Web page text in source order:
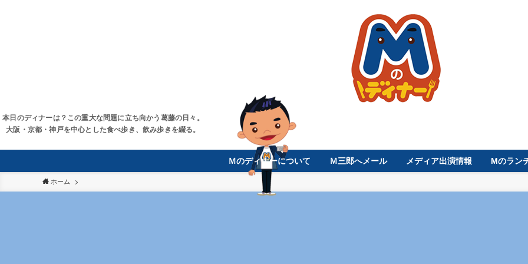
本日のディナーは？この重大な問題に立ち向かう葛藤の日々。
大阪・京都・神戸を中心とした食べ歩き、飲み歩きを綴る。
Ｍのディナーについて Ｍ三郎へメール メディア出演情報 Mのラン
ホーム